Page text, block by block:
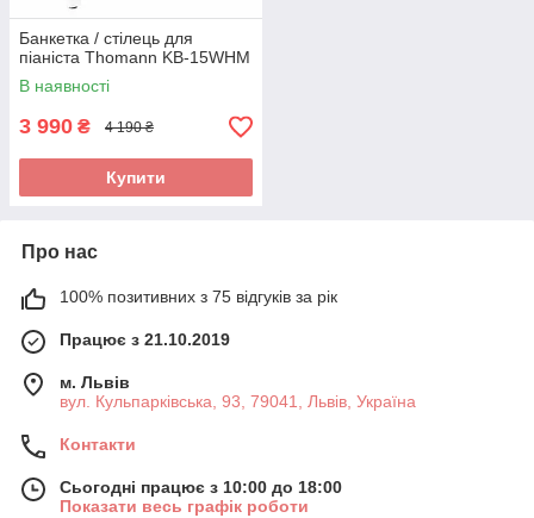
Банкетка / стілець для
піаніста Thomann KB-15WHM
В наявності
3 990 ₴ 4 190 ₴
Купити
Про нас
100% позитивних з 75 відгуків за рік
Працює з 21.10.2019
м. Львів
вул. Кульпарківська, 93, 79041, Львів, Україна
Контакти
Сьогодні працює з 10:00 до 18:00
Показати весь графік роботи